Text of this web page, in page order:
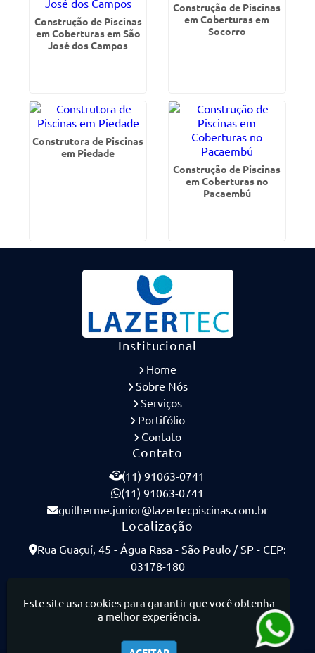
Construção de Piscinas
em Coberturas em São
José dos Campos
Construção de Piscinas
em Coberturas em
Socorro
Construtora de Piscinas
em Piedade
Construção de Piscinas
em Coberturas no
Pacaembú
Institucional
Home
Sobre Nós
Serviços
Portifólio
Contato
Contato
(11) 91063-0741
(11) 91063-0741
guilherme.junior@lazertecpiscinas.com.br
Localização
Rua Guaçuí, 45 - Água Rasa - São Paulo / SP - CEP:
03178-180
Este site usa cookies para garantir que você obtenha
a melhor experiência.